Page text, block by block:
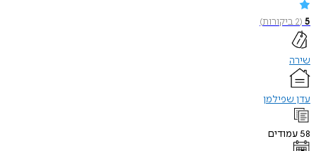
5
(
2ביקורות)
שירה
עדן שפילמן
58 עמודים